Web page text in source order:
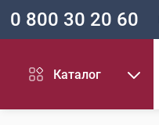
0 800 30 20 60
Каталог